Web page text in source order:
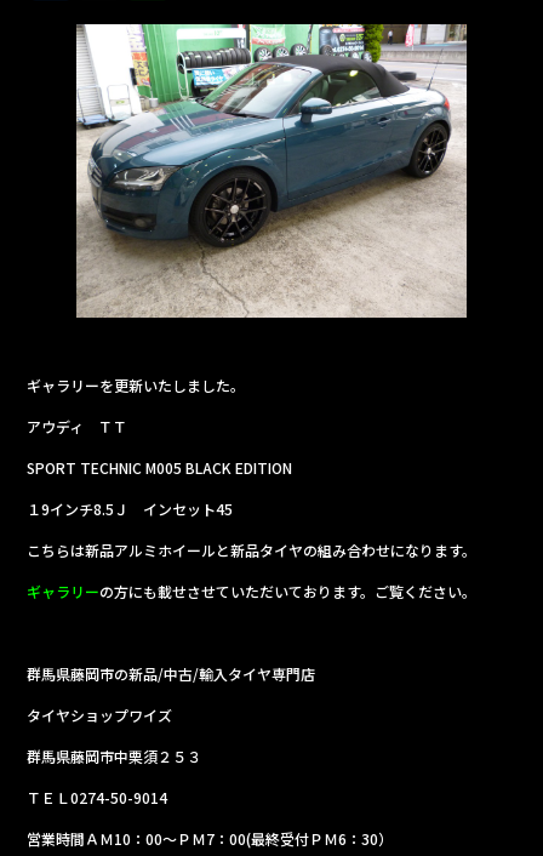
a
c
e
b
o
o
k
n
e
ギャラリーを更新いたしました。
アウディ ＴＴ
SPORT TECHNIC M005 BLACK EDITION
１9インチ8.5Ｊ インセット45
こちらは新品アルミホイールと新品タイヤの組み合わせになります。
ギャラリーの方にも載せさせていただいております。ご覧ください。
群馬県藤岡市の新品/中古/輸入タイヤ専門店
タイヤショップワイズ
群馬県藤岡市中栗須２５３
ＴＥＬ0274-50-9014
営業時間ＡＭ10：00～ＰＭ7：00(最終受付ＰＭ6：30）